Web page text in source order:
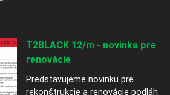
T2BLACK 12/m - novinka pre
renovácie
Predstavujeme novinku pre
rekonštrukcie a renovácie podláh